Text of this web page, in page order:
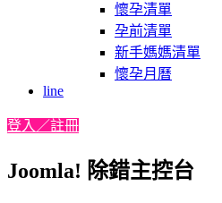
懷孕清單
孕前清單
新手媽媽清單
懷孕月曆
line
登入／註冊
Joomla! 除錯主控台